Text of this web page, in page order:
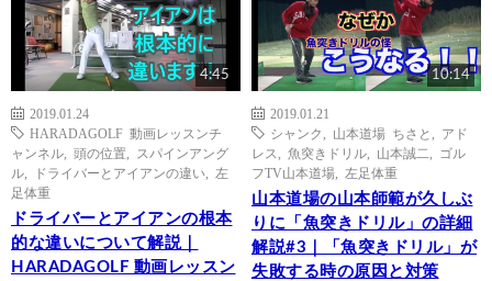
4:45
2019.01.24
HARADAGOLF 動画レッスンチ
ャンネル
頭の位置
スパインアング
ル
ドライバーとアイアンの違い
左
足体重
ドライバーとアイアンの根本
的な違いについて解説｜
HARADAGOLF 動画レッスン
10:14
2019.01.21
シャンク
山本道場 ちさと
アド
レス
魚突きドリル 山本誠二
ゴル
フTV山本道場
左足体重
山本道場の山本師範が久しぶ
りに「魚突きドリル」の詳細
解説#3｜「魚突きドリル」が
失敗する時の原因と対策